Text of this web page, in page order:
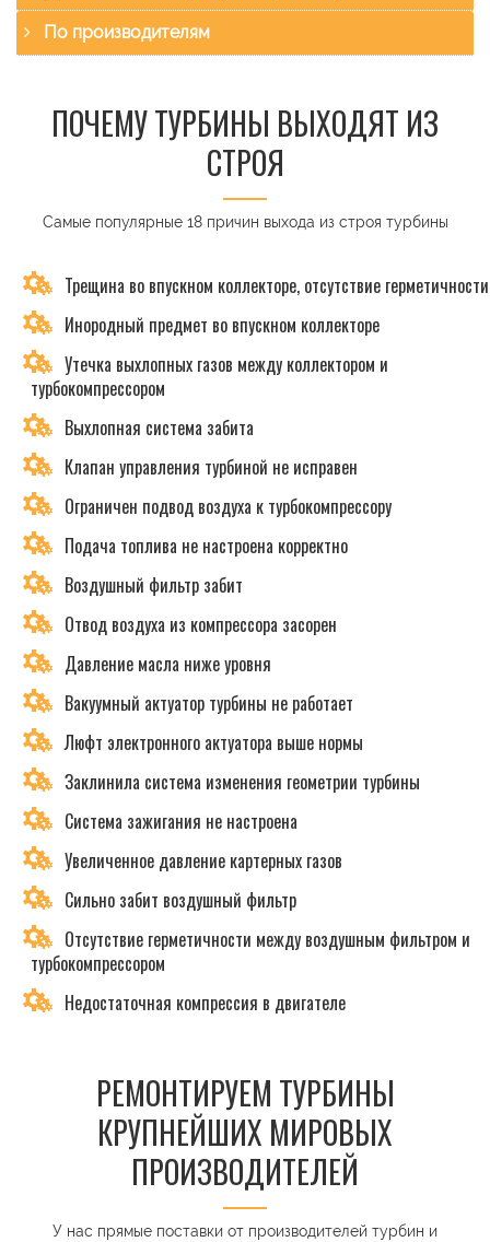
По производителям
ПОЧЕМУ ТУРБИНЫ ВЫХОДЯТ ИЗ
СТРОЯ
Самые популярные 18 причин выхода из строя турбины
Трещина во впускном коллекторе, отсутствие герметичности
Инородный предмет во впускном коллекторе
Утечка выхлопных газов между коллектором и
турбокомпрессором
Выхлопная система забита
Клапан управления турбиной не исправен
Ограничен подвод воздуха к турбокомпрессору
Подача топлива не настроена корректно
Воздушный фильтр забит
Отвод воздуха из компрессора засорен
Давление масла ниже уровня
Вакуумный актуатор турбины не работает
Люфт электронного актуатора выше нормы
Заклинила система изменения геометрии турбины
Система зажигания не настроена
Увеличенное давление картерных газов
Сильно забит воздушный фильтр
Отсутствие герметичности между воздушным фильтром и
турбокомпрессором
Недостаточная компрессия в двигателе
РЕМОНТИРУЕМ ТУРБИНЫ
КРУПНЕЙШИХ МИРОВЫХ
ПРОИЗВОДИТЕЛЕЙ
У нас прямые поставки от производителей турбин и